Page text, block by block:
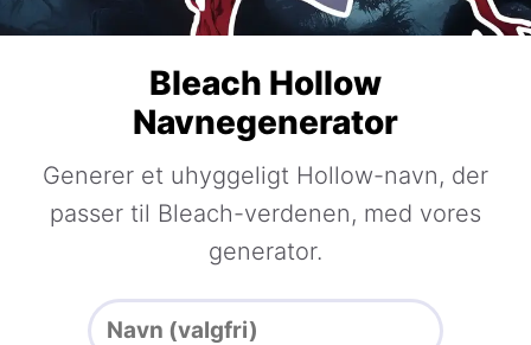
Bleach Hollow
Navnegenerator
Generer et uhyggeligt Hollow-navn, der
passer til Bleach-verdenen, med vores
generator.